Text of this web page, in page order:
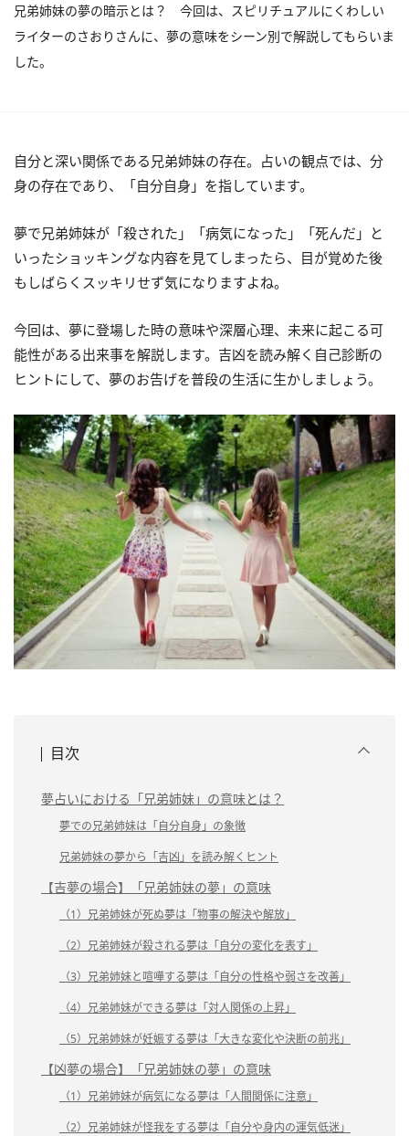
兄弟姉妹の夢の暗示とは？ 今回は、スピリチュアルにくわしい
ライターのさおりさんに、夢の意味をシーン別で解説してもらいま
した。
自分と深い関係である兄弟姉妹の存在。占いの観点では、分
身の存在であり、「自分自身」を指しています。
夢で兄弟姉妹が「殺された」「病気になった」「死んだ」と
いったショッキングな内容を見てしまったら、目が覚めた後
もしばらくスッキリせず気になりますよね。
今回は、夢に登場した時の意味や深層心理、未来に起こる可
能性がある出来事を解説します。吉凶を読み解く自己診断の
ヒントにして、夢のお告げを普段の生活に生かしましょう。
目次
夢占いにおける「兄弟姉妹」の意味とは？
夢での兄弟姉妹は「自分自身」の象徴
兄弟姉妹の夢から「吉凶」を読み解くヒント
【吉夢の場合】「兄弟姉妹の夢」の意味
（1）兄弟姉妹が死ぬ夢は「物事の解決や解放」
（2）兄弟姉妹が殺される夢は「自分の変化を表す」
（3）兄弟姉妹と喧嘩する夢は「自分の性格や弱さを改善」
（4）兄弟姉妹ができる夢は「対人関係の上昇」
（5）兄弟姉妹が妊娠する夢は「大きな変化や決断の前兆」
【凶夢の場合】「兄弟姉妹の夢」の意味
（1）兄弟姉妹が病気になる夢は「人間関係に注意」
（2）兄弟姉妹が怪我をする夢は「自分や身内の運気低迷」